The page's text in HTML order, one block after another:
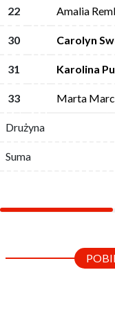
22 Amalia
30 Carolyn
31 Karolina
33 Marta
Drużyna
Suma
22 Amalia
30 Carolyn
31 Karolina
33 Marta
Drużyna
Suma